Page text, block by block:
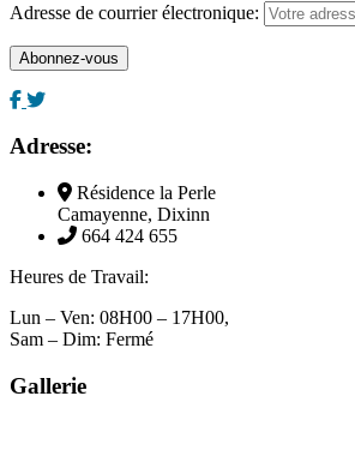
Adresse de courrier électronique:
Adresse:
Résidence la Perle
Camayenne, Dixinn
664 424 655
Heures de Travail:
Lun – Ven: 08H00 – 17H00,
Sam – Dim: Fermé
Gallerie